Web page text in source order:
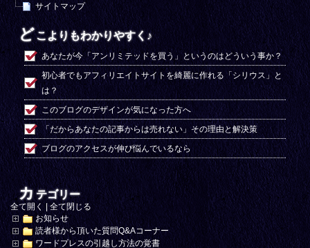
サイトマップ
どこよりもわかりやすく♪
あなたが今「アンリミテッドを買う」というのはどういう事か？
初心者でもアフィリエイトサイトを綺麗に作れる「シリウス」と
は？
このブログのデザインが気になった方へ
「だからあなたの記事からは売れない」その理由と解決策
ブログのアクセスが伸び悩んでいるなら
カテゴリー
全て開く|全て閉じる
お知らせ
読者様から頂いた質問Q&Aコーナー
ワードプレスの引越し方法の覚書